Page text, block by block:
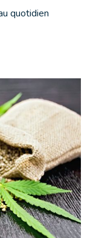
quotidien